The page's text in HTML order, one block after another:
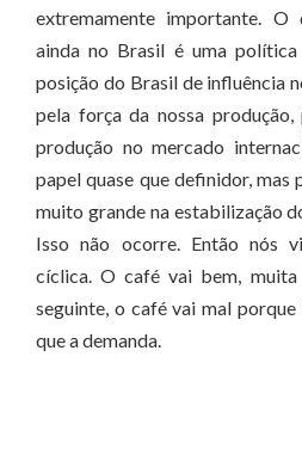
extremamente importante.
ainda no Brasil é uma
posição do Brasil de influência
pela força da nossa produção,
produção no mercado
papel quase que definidor, mas
muito grande na estabilização
Isso não ocorre. Então nós
cíclica. O café vai bem,
seguinte, o café vai mal
que a demanda.